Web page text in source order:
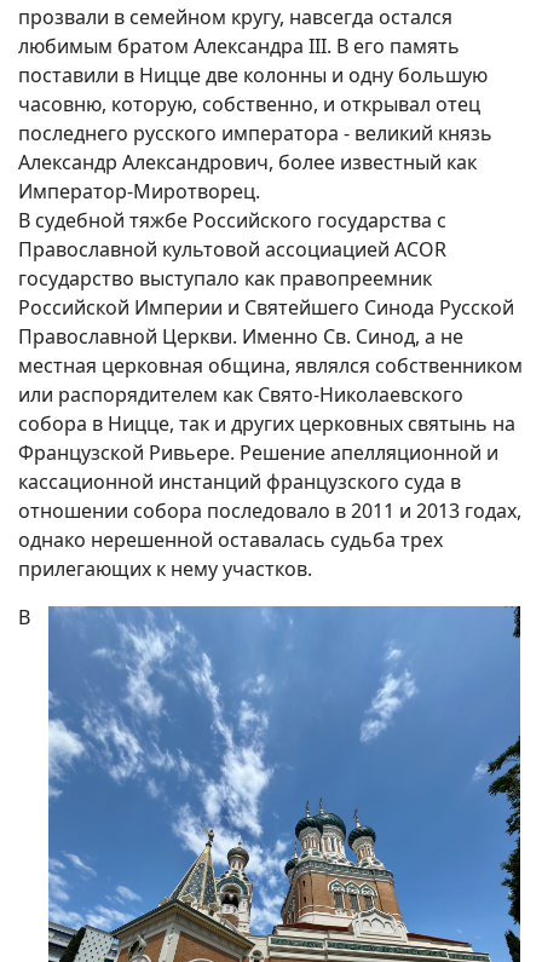
прозвали в семейном кругу, навсегда остался
любимым братом Александра III. В его память
поставили в Ницце две колонны и одну большую
часовню, которую, собственно, и открывал отец
последнего русского императора - великий князь
Александр Александрович, более известный как
Император-Миротворец.
В судебной тяжбе Российского государства с
Православной культовой ассоциацией ACOR
государство выступало как правопреемник
Российской Империи и Святейшего Синода Русской
Православной Церкви. Именно Св. Синод, а не
местная церковная община, являлся собственником
или распорядителем как Свято-Николаевского
собора в Ницце, так и других церковных святынь на
Французской Ривьере. Решение апелляционной и
кассационной инстанций французского суда в
отношении собора последовало в 2011 и 2013 годах,
однако нерешенной оставалась судьба трех
прилегающих к нему участков.
В